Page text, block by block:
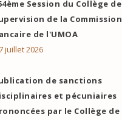
Session du Collège de
de la Commission
de l'UMOA
juillet 2026
de sanctions
et pécuniaires
par le Collège de